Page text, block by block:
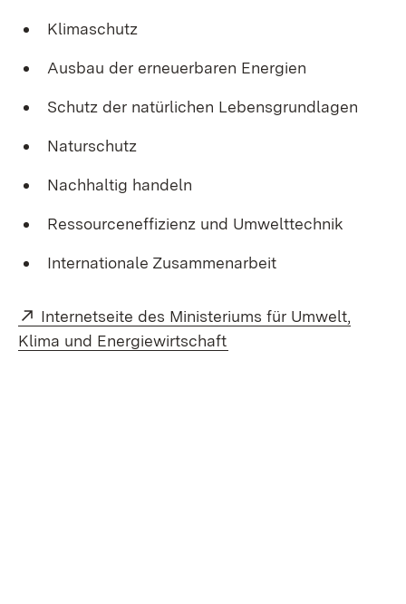
Klimaschutz
Ausbau der erneuerbaren Energien
Schutz der natürlichen Lebensgrundlagen
Naturschutz
Nachhaltig handeln
Ressourceneffizienz und Umwelttechnik
Internationale Zusammenarbeit
Extern:
Internetseite des Ministeriums für Umwelt,
Klima und Energiewirtschaft